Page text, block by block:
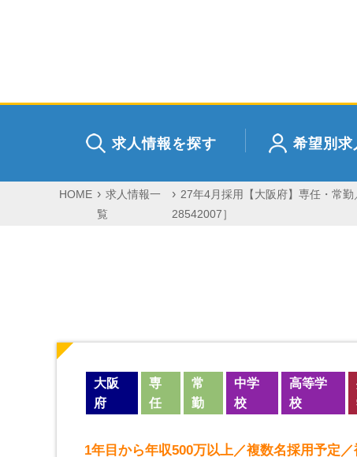
求人情報を探す 希望別求
HOME
求人情報一
覧
27年4月採用【大阪府】専任・常
28542007］
大阪
府
専
任
常
勤
中学
校
高等学
校
1年目から年収500万以上／複数名採用予定